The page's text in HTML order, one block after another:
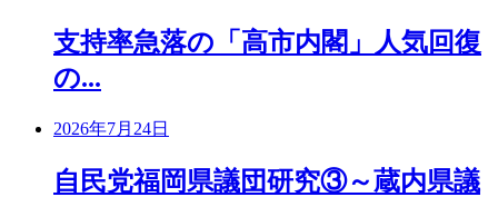
支持率急落の「高市内閣」人気回復
の...
2026年7月24日
自民党福岡県議団研究③～蔵内県議